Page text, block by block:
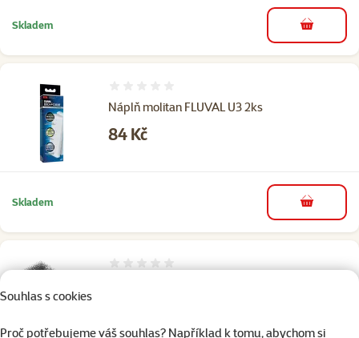
Souhlas s cookies
Proč potřebujeme váš souhlas? Například k tomu, abychom si
Skladem do košíku
Náplň molitan FLUVAL U3 2ks
Cena
84 Kč
Skladem do košíku
Hodnocení 0%
Cena
75 Kč